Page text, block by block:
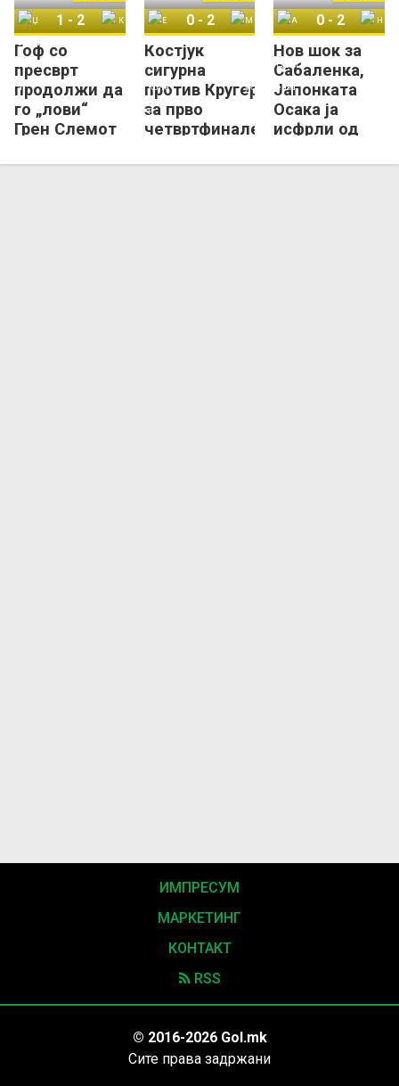
Гоф со
пресврт
продолжи да
го „лови“
Грен Слемот
недостасува
Џесика Пегула
1 - 2
Костјук
сигурна
против Кругер
за прво
четвртфинале
Ешлин Кругер
0- 2
Нов шок за
Сабаленка,
Јапонката
Осака ја
исфрли од
Арина Сабаленка
0- 2
ИМПРЕСУМ
МАРКЕТИНГ
КОНТАКТ
RSS
© 2016-2026 Gol.mk
Сите права задржани